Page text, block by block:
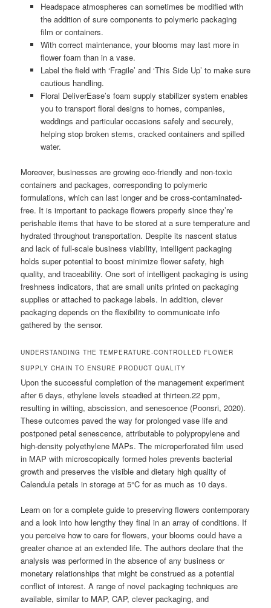
Headspace atmospheres can sometimes be modified with
the addition of sure components to polymeric packaging
film or containers.
With correct maintenance, your blooms may last more in
flower foam than in a vase.
Label the field with ‘Fragile’ and ‘This Side Up’ to make sure
cautious handling.
Floral DeliverEase’s foam supply stabilizer system enables
you to transport floral designs to homes, companies,
weddings and particular occasions safely and securely,
helping stop broken stems, cracked containers and spilled
water.
Moreover, businesses are growing eco-friendly and non-toxic
containers and packages, corresponding to polymeric
formulations, which can last longer and be cross-contaminated-
free. It is important to package flowers properly since they’re
perishable items that have to be stored at a sure temperature and
hydrated throughout transportation. Despite its nascent status
and lack of full-scale business viability, intelligent packaging
holds super potential to boost minimize flower safety, high
quality, and traceability. One sort of intelligent packaging is using
freshness indicators, that are small units printed on packaging
supplies or attached to package labels. In addition, clever
packaging depends on the flexibility to communicate info
gathered by the sensor.
UNDERSTANDING THE TEMPERATURE-CONTROLLED FLOWER
SUPPLY CHAIN TO ENSURE PRODUCT QUALITY
Upon the successful completion of the management experiment
after 6 days, ethylene levels steadied at thirteen.22 ppm,
resulting in wilting, abscission, and senescence (Poonsri, 2020).
These outcomes paved the way for prolonged vase life and
postponed petal senescence, attributable to polypropylene and
high-density polyethylene MAPs. The microperforated film used
in MAP with microscopically formed holes prevents bacterial
growth and preserves the visible and dietary high quality of
Calendula petals in storage at 5°C for as much as 10 days.
Learn on for a complete guide to preserving flowers contemporary
and a look into how lengthy they final in an array of conditions. If
you perceive how to care for flowers, your blooms could have a
greater chance at an extended life. The authors declare that the
analysis was performed in the absence of any business or
monetary relationships that might be construed as a potential
conflict of interest. A range of novel packaging techniques are
available, similar to MAP, CAP, clever packaging, and